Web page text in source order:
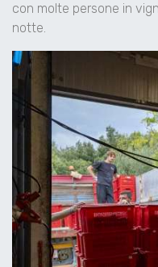
con molte persone in
notte.